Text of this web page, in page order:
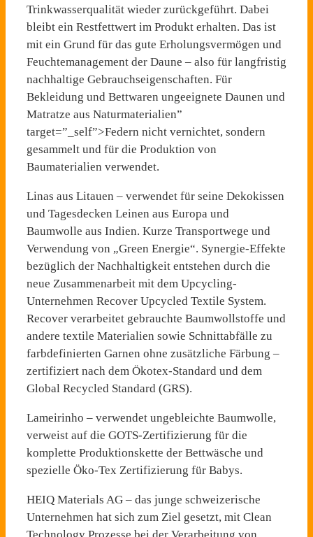
Trinkwasserqualität wieder zurückgeführt. Dabei
bleibt ein Restfettwert im Produkt erhalten. Das ist
mit ein Grund für das gute Erholungsvermögen und
Feuchtemanagement der Daune – also für langfristig
nachhaltige Gebrauchseigenschaften. Für
Bekleidung und Bettwaren ungeeignete Daunen und
Matratze aus Naturmaterialien”
target=”_self”>Federn nicht vernichtet, sondern
gesammelt und für die Produktion von
Baumaterialien verwendet.
Linas aus Litauen – verwendet für seine Dekokissen
und Tagesdecken Leinen aus Europa und
Baumwolle aus Indien. Kurze Transportwege und
Verwendung von „Green Energie“. Synergie-Effekte
bezüglich der Nachhaltigkeit entstehen durch die
neue Zusammenarbeit mit dem Upcycling-
Unternehmen Recover Upcycled Textile System.
Recover verarbeitet gebrauchte Baumwollstoffe und
andere textile Materialien sowie Schnittabfälle zu
farbdefinierten Garnen ohne zusätzliche Färbung –
zertifiziert nach dem Ökotex-Standard und dem
Global Recycled Standard (GRS).
Lameirinho – verwendet ungebleichte Baumwolle,
verweist auf die GOTS-Zertifizierung für die
komplette Produktionskette der Bettwäsche und
spezielle Öko-Tex Zertifizierung für Babys.
HEIQ Materials AG – das junge schweizerische
Unternehmen hat sich zum Ziel gesetzt, mit Clean